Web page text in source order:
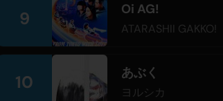
9 Oi AG!
ATARASHII GAKKO!
10 あぶく
ヨルシカ